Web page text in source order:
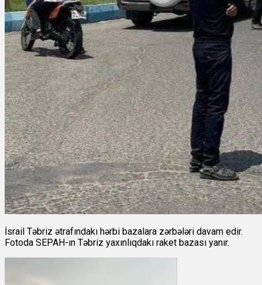
İsrail Təbriz ətrafındakı hərbi bazalara zərbələri davam edir.
Fotoda SEPAH-ın Təbriz yaxınlıqdakı raket bazası yanır.